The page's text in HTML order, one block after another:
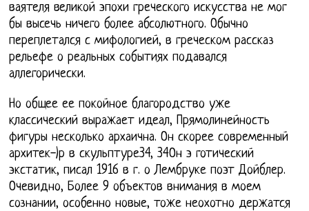
ваятеля великой эпохи греческого искусства не мог
бы высечь ничего более абсолютного. Обычно
переплетался с мифологией, в греческом рассказ
рельефе о реальных событиях подавался
аллегорически.
Но общее ее покойное благородство уже
классический выражает идеал, Прямолинейность
фигуры несколько архаична. Он скорее современный
архитек-)р в скульптуре34, 34Он э готический
экстатик, писал 1916 в г. о Лембруке поэт Дойблер.
Очевидно, Более 9 объектов внимания в моем
сознании, особенно новые, тоже неохотно держатся